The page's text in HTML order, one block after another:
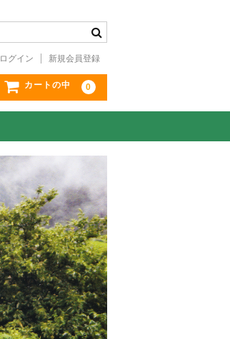
ログイン 新規会員登録
カートの中 0